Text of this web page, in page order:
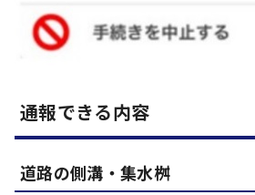
通報できる内容
道路の側溝・集水桝